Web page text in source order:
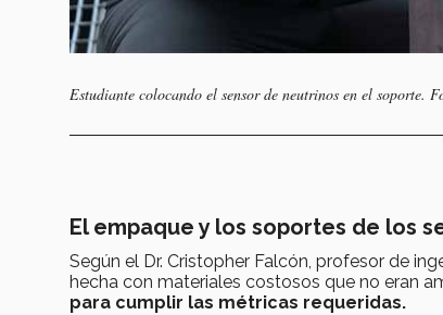
Estudiante colocando el sensor de neutrinos en el soporte.
El empaque y los soportes de los
Según el Dr. Cristopher Falcón, profesor de
hecha con materiales costosos que no eran
para cumplir las métricas requeridas.